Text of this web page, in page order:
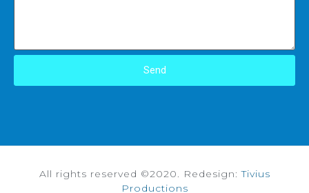
Send
All rights reserved ©2020. Redesign:Tivius
Productions